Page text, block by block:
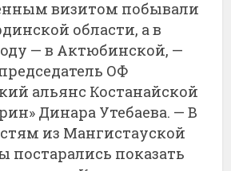
визитом побывали
области, а в
— в Актюбинской, —
ОФ
альянс Костанайской
Динара Утебаева. — В
из Мангистауской
постарались показать